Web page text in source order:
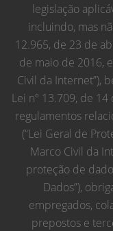
legislação
incluindo, mas
12.965, de 23 de
de maio de 2016,
Civil da Internet”),
Lei nº 13.709, de
regulamentos
(“Lei Geral de
Marco Civil da
proteção de
Dados”),
empregados,
prepostos e